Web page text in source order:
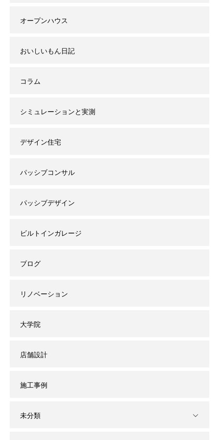
オープンハウス
おいしいもん日記
コラム
シミュレーションと実測
デザイン住宅
パッシブコンサル
パッシブデザイン
ビルトインガレージ
ブログ
リノベーション
大学院
店舗設計
施工事例
未分類